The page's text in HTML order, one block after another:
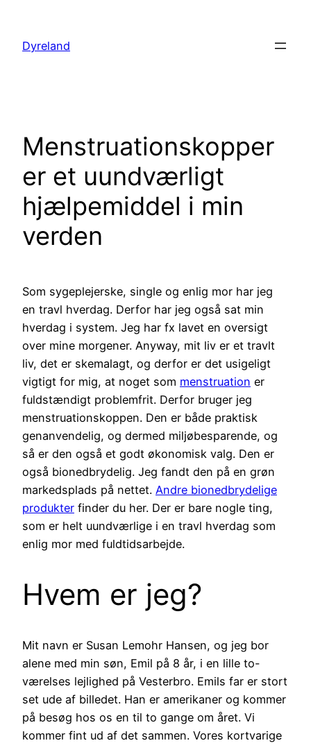
indhold
Dyreland
Menstruationskopper
er et uundværligt
hjælpemiddel i min
verden
Som sygeplejerske, single og enlig mor har jeg
en travl hverdag. Derfor har jeg også sat min
hverdag i system. Jeg har fx lavet en oversigt
over mine morgener. Anyway, mit liv er et travlt
liv, det er skemalagt, og derfor er det usigeligt
vigtigt for mig, at noget som menstruation er
fuldstændigt problemfrit. Derfor bruger jeg
menstruationskoppen. Den er både praktisk
genanvendelig, og dermed miljøbesparende, og
så er den også et godt økonomisk valg. Den er
også bionedbrydelig. Jeg fandt den på en grøn
markedsplads på nettet. Andre bionedbrydelige
produkter finder du her. Der er bare nogle ting,
som er helt uundværlige i en travl hverdag som
enlig mor med fuldtidsarbejde.
Hvem er jeg?
Mit navn er Susan Lemohr Hansen, og jeg bor
alene med min søn, Emil på 8 år, i en lille to-
værelses lejlighed på Vesterbro. Emils far er stort
set ude af billedet. Han er amerikaner og kommer
på besøg hos os en til to gange om året. Vi
kommer fint ud af det sammen. Vores kortvarige